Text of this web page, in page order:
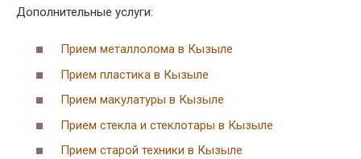
Дополнительные услуги:
Прием металлолома в Кызыле
Прием пластика в Кызыле
Прием макулатуры в Кызыле
Прием стекла и стеклотары в Кызыле
Прием старой техники в Кызыле